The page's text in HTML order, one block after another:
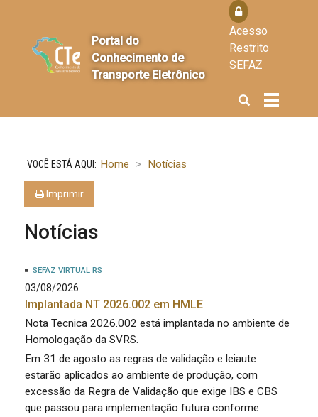
Portal do
Conhecimento de
Transporte Eletrônico
Acesso
Restrito
SEFAZ
Alterna
a
Abrir
a
Home Notícias
Imprimir
Notícias
SEFAZ VIRTUAL RS
03/08/2026
Implantada NT 2026.002 em HMLE
Nota Tecnica 2026.002 está implantada no ambiente de
Homologação da SVRS.
Em 31 de agosto as regras de validação e leiaute
estarão aplicados ao ambiente de produção, com
excessão da Regra de Validação que exige IBS e CBS
que passou para implementação futura conforme